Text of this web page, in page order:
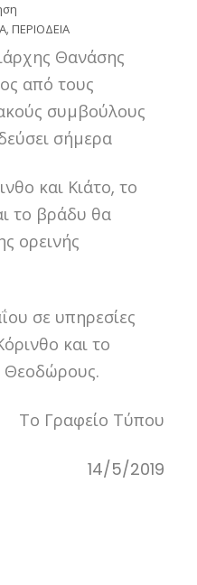
,ΠΕΡΙΟΔΕΙΑ
Θανάσης
από τους
συμβούλους
σήμερα
και Κιάτο, το
το βράδυ θα
ορεινής
σε υπηρεσίες
και το
Θεοδώρους.
Το Γραφείο Τύπου
14/5/2019